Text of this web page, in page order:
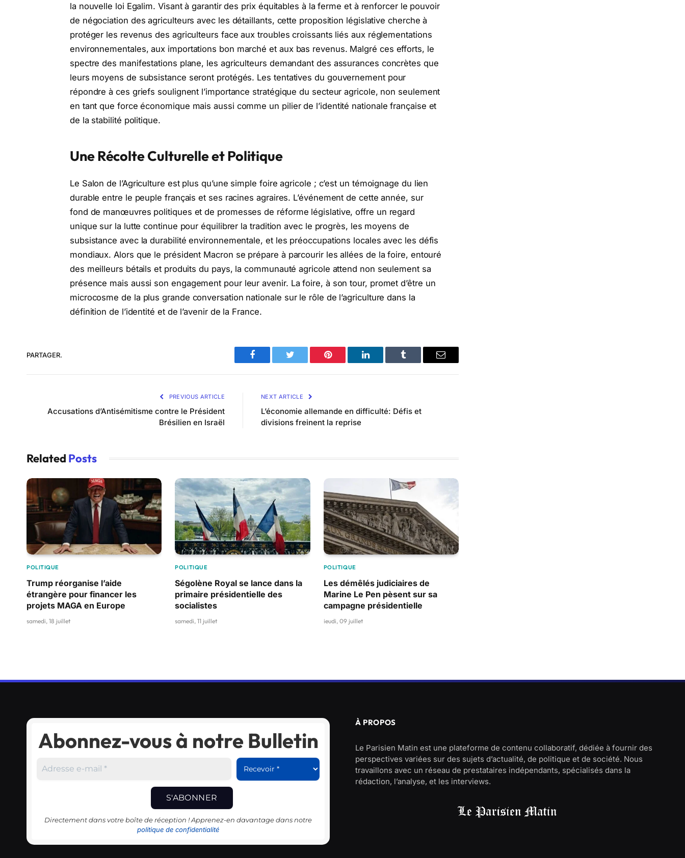
la nouvelle loi Egalim. Visant à garantir des prix équitables à la ferme et à renforcer le pouvoir
de négociation des agriculteurs avec les détaillants, cette proposition législative cherche à
protéger les revenus des agriculteurs face aux troubles croissants liés aux réglementations
environnementales, aux importations bon marché et aux bas revenus. Malgré ces efforts, le
spectre des manifestations plane, les agriculteurs demandant des assurances concrètes que
leurs moyens de subsistance seront protégés. Les tentatives du gouvernement pour
répondre à ces griefs soulignent l’importance stratégique du secteur agricole, non seulement
en tant que force économique mais aussi comme un pilier de l’identité nationale française et
de la stabilité politique.
Une Récolte Culturelle et Politique
Le Salon de l’Agriculture est plus qu’une simple foire agricole ; c’est un témoignage du lien
durable entre le peuple français et ses racines agraires. L’événement de cette année, sur
fond de manœuvres politiques et de promesses de réforme législative, offre un regard
unique sur la lutte continue pour équilibrer la tradition avec le progrès, les moyens de
subsistance avec la durabilité environnementale, et les préoccupations locales avec les défis
mondiaux. Alors que le président Macron se prépare à parcourir les allées de la foire, entouré
des meilleurs bétails et produits du pays, la communauté agricole attend non seulement sa
présence mais aussi son engagement pour leur avenir. La foire, à son tour, promet d’être un
microcosme de la plus grande conversation nationale sur le rôle de l’agriculture dans la
définition de l’identité et de l’avenir de la France.
PARTAGER.
Facebook Twitter Pinterest LinkedIn Tumblr Email
PREVIOUS ARTICLE
Accusations d’Antisémitisme contre le Président
Brésilien en Israël
NEXT ARTICLE
L’économie allemande en difficulté: Défis et
divisions freinent la reprise
Related Posts
POLITIQUE
Trump réorganise l’aide
étrangère pour financer les
projets MAGA en Europe
samedi, 18 juillet
POLITIQUE
Ségolène Royal se lance dans la
primaire présidentielle des
socialistes
samedi, 11 juillet
POLITIQUE
Les démêlés judiciaires de
Marine Le Pen pèsent sur sa
campagne présidentielle
jeudi, 09 juillet
Abonnez-vous à notre Bulletin
Directement dans votre boîte de réception ! Apprenez-en davantage dans notre
politique de confidentialité
À PROPOS
Le Parisien Matin est une plateforme de contenu collaboratif, dédiée à fournir des
perspectives variées sur des sujets d’actualité, de politique et de société. Nous
travaillons avec un réseau de prestataires indépendants, spécialisés dans la
rédaction, l’analyse, et les interviews.